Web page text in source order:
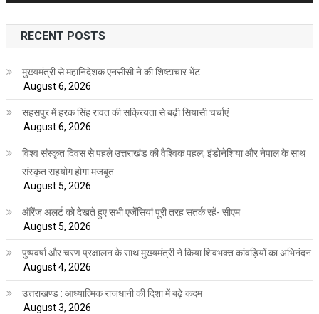
RECENT POSTS
मुख्यमंत्री से महानिदेशक एनसीसी ने की शिष्टाचार भेंट
August 6, 2026
सहसपुर में हरक सिंह रावत की सक्रियता से बढ़ी सियासी चर्चाएं
August 6, 2026
विश्व संस्कृत दिवस से पहले उत्तराखंड की वैश्विक पहल, इंडोनेशिया और नेपाल के साथ
संस्कृत सहयोग होगा मजबूत
August 5, 2026
ऑरेंज अलर्ट को देखते हुए सभी एजेंसियां पूरी तरह सतर्क रहें- सीएम
August 5, 2026
पुष्पवर्षा और चरण प्रक्षालन के साथ मुख्यमंत्री ने किया शिवभक्त कांवड़ियों का अभिनंदन
August 4, 2026
उत्तराखण्ड : आध्यात्मिक राजधानी की दिशा में बढ़े कदम
August 3, 2026